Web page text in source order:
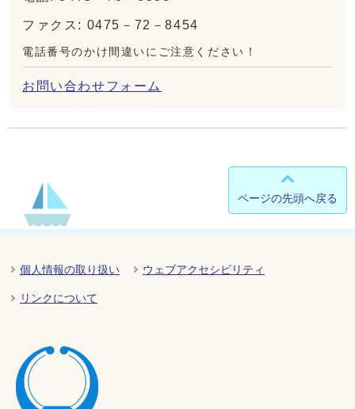
ファクス: 0475－72－8454
電話番号のかけ間違いにご注意ください！
お問い合わせフォーム
ページの先頭へ戻る
個人情報の取り扱い ウェブアクセシビリティ
リンクについて